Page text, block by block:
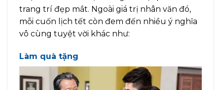
trang trí đẹp mắt. Ngoài giá trị nhân văn đó,
mỗi cuốn lịch tết còn đem đến nhiều ý nghĩa
vô cùng tuyệt vời khác như:
Làm quà tặng